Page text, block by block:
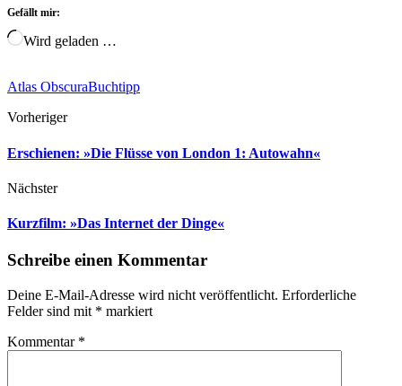
Gefällt mir:
Wird geladen …
Atlas ObscuraBuchtipp
Vorheriger
Erschienen: »Die Flüsse von London 1: Autowahn«
Nächster
Kurzfilm: »Das Internet der Dinge«
Schreibe einen Kommentar
Deine E-Mail-Adresse wird nicht veröffentlicht. Erforderliche
Felder sind mit * markiert
Kommentar *